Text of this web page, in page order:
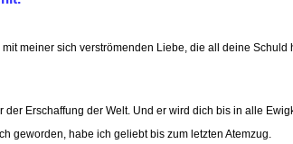
meiner sich verströmenden Liebe, die all deine
der Erschaffung der Welt. Und er wird dich bis in alle
geworden, habe ich geliebt bis zum letzten Atemzug.